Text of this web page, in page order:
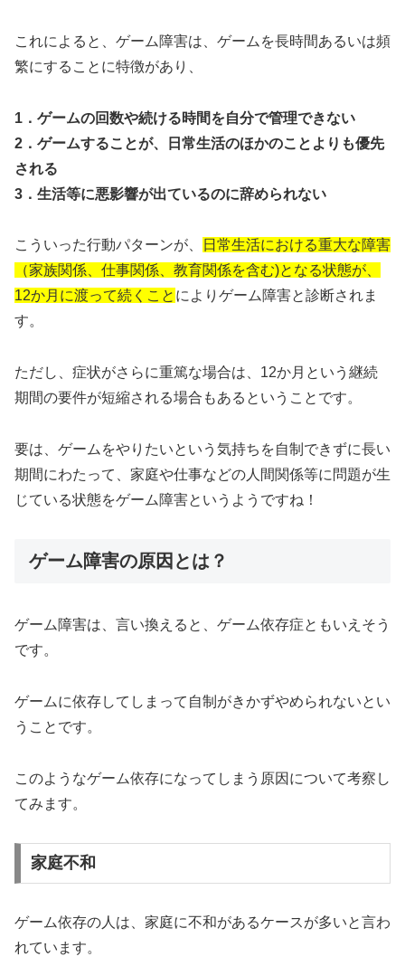
これによると、ゲーム障害は、ゲームを長時間あるいは頻
繁にすることに特徴があり、
1．ゲームの回数や続ける時間を自分で管理できない
2．ゲームすることが、日常生活のほかのことよりも優先
される
3．生活等に悪影響が出ているのに辞められない
こういった行動パターンが、
日常生活における重大な障害
（家族関係、仕事関係、教育関係を含む)となる状態が、
12か月に渡って続くこと によりゲーム障害と診断されま
す。
ただし、症状がさらに重篤な場合は、12か月という継続
期間の要件が短縮される場合もあるということです。
要は、ゲームをやりたいという気持ちを自制できずに長い
期間にわたって、家庭や仕事などの人間関係等に問題が生
じている状態をゲーム障害というようですね！
ゲーム障害の原因とは？
ゲーム障害は、言い換えると、ゲーム依存症ともいえそう
です。
ゲームに依存してしまって自制がきかずやめられないとい
うことです。
このようなゲーム依存になってしまう原因について考察し
てみます。
家庭不和
ゲーム依存の人は、家庭に不和があるケースが多いと言わ
れています。